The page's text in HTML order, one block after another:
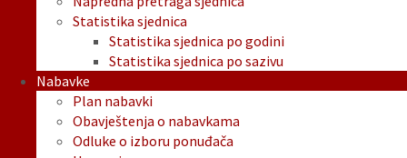
Statistika sjednica
Statistika sjednica po godini
Statistika sjednica po sazivu
Nabavke
Plan nabavki
Obavještenja o nabavkama
Odluke o izboru ponuđača